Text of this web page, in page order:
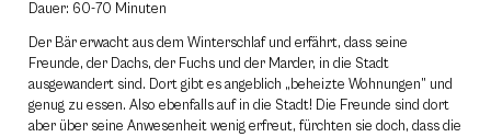
Dauer: 60-70 Minuten
Der Bär erwacht aus dem Winterschlaf und erfährt, dass seine
Freunde, der Dachs, der Fuchs und der Marder, in die Stadt
ausgewandert sind. Dort gibt es angeblich „beheizte Wohnungen” und
genug zu essen. Also ebenfalls auf in die Stadt! Die Freunde sind dort
aber über seine Anwesenheit wenig erfreut, fürchten sie doch, dass die